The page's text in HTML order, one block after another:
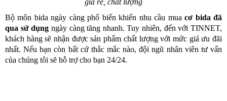
giá rẻ, chất lượng
Bộ môn bida ngày càng phổ biến khiến nhu cầu muacơ bida đã
qua sử dụng ngày càng tăng nhanh. Tuy nhiên, đến với TINNET,
khách hàng sẽ nhận được sản phẩm chất lượng với mức giá ưu đãi
nhất. Nếu bạn còn bất cứ thắc mắc nào, đội ngũ nhân viên tư vấn
của chúng tôi sẽ hỗ trợ cho bạn 24/24.